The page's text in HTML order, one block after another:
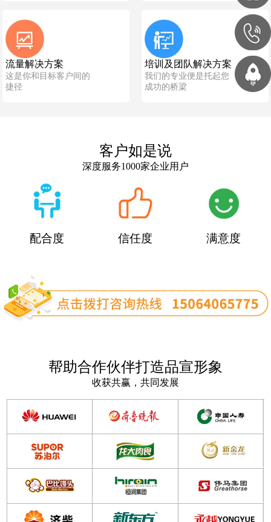
流量解决方案
这是你和目标客户间的
捷径
培训及团队解决方案
我们的专业便是托起您
成功的桥梁
客户如是说
深度服务1000家企业用户
配合度 信任度 满意度
帮助合作伙伴打造品宣形象
收获共赢，共同发展